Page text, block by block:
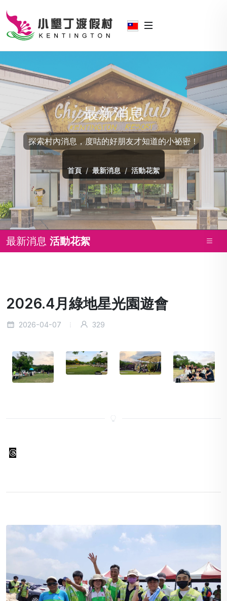
最新消息
探索村內消息，度咕的好朋友才知道的小祕密！
首頁 最新消息 活動花絮
最新消息 活動花絮
2026.4月綠地星光園遊會
2026-04-07 329